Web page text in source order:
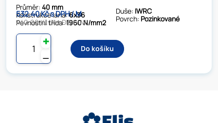
Průměr:40 mm
Konstrukce lana:6x36
Pevnostní třída:1960 N/mm2
Duše: IWRC
Povrch: Pozinkované
532.40 Kč s DPH / M
440.00 Kč bez DPH / M
⚊
✚
Do košíku